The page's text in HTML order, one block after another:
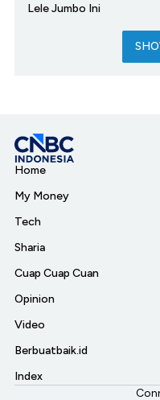
Lele Jumbo Ini
Home
My Money
Tech
Sharia
Cuap Cuap Cuan
Opinion
Video
Berbuatbaik.id
Index